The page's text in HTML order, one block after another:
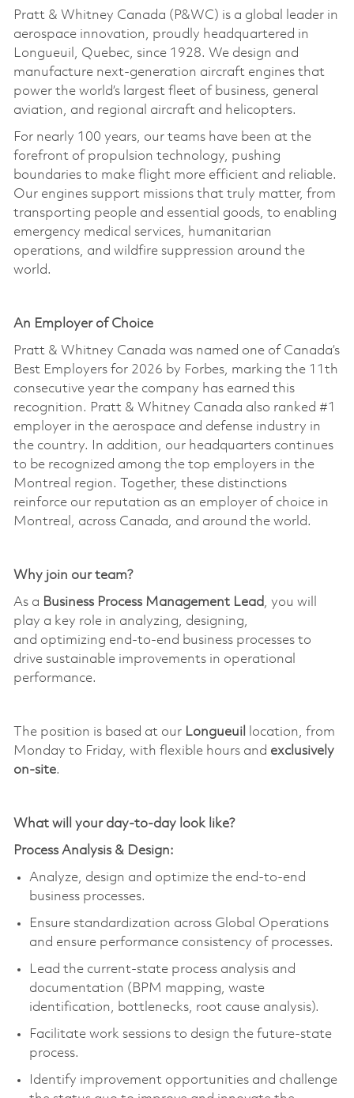
Pratt & Whitney Canada (P&WC) is a global leader in
aerospace innovation, proudly headquartered in
Longueuil, Quebec, since 1928. We design and
manufacture next-generation aircraft engines that
power the world’s largest fleet of business, general
aviation, and regional aircraft and helicopters.
For nearly 100 years, our teams have been at the
forefront of propulsion technology, pushing
boundaries to make flight more efficient and reliable.
Our engines support missions that truly matter, from
transporting people and essential goods, to enabling
emergency medical services, humanitarian
operations, and wildfire suppression around the
world.
An Employer of Choice
Pratt & Whitney Canada was named one of Canada’s
Best Employers for 2026 by Forbes, marking the 11th
consecutive year the company has earned this
recognition. Pratt & Whitney Canada also ranked #1
employer in the aerospace and defense industry in
the country. In addition, our headquarters continues
to be recognized among the top employers in the
Montreal region. Together, these distinctions
reinforce our reputation as an employer of choice in
Montreal, across Canada, and around the world.
Why join our team?
As a Business Process Management Lead, you will
play a key role in analyzing, designing,
and optimizing end-to-end business processes to
drive sustainable improvements in operational
performance.
The position is based at our Longueuil
location, from
Monday to Friday, with flexible hours and exclusively
on-site.
What will your day-to-day look like?
Process Analysis & Design:
Analyze, design and optimize the end-to-end
business processes.
Ensure standardization across Global Operations
and ensure performance consistency of processes.
Lead the current-state process analysis and
documentation (BPM mapping, waste
identification, bottlenecks, root cause analysis).
Facilitate work sessions to design the future-state
process.
Identify improvement opportunities and challenge